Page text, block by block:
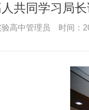
共同学习局
验高中管理员 时间：